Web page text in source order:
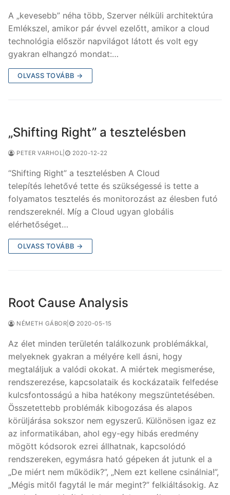
A „kevesebb” néha több, Szerver nélküli architektúra
Emlékszel, amikor pár évvel ezelőtt, amikor a cloud
technológia először napvilágot látott és volt egy
gyakran elhangzó mondat:…
OLVASS TOVÁBB →
„Shifting Right” a tesztelésben
PETER VARHOL 2020-12-22
“Shifting Right” a tesztelésben A Cloud
telepítés lehetővé tette és szükségessé is tette a
folyamatos tesztelés és monitorozást az élesben futó
rendszereknél. Míg a Cloud ugyan globális
elérhetőséget…
OLVASS TOVÁBB →
Root Cause Analysis
NÉMETH GÁBOR 2020-05-15
Az élet minden területén találkozunk problémákkal,
melyeknek gyakran a mélyére kell ásni, hogy
megtaláljuk a valódi okokat. A miértek megismerése,
rendszerezése, kapcsolataik és kockázataik felfedése
kulcsfontosságú a hiba hatékony megszüntetésében.
Összetettebb problémák kibogozása és alapos
körüljárása sokszor nem egyszerű. Különösen igaz ez
az informatikában, ahol egy-egy hibás eredmény
mögött kódsorok ezrei állhatnak, kapcsolódó
rendszereken, egymásra ható gépeken át jutunk el a
„De miért nem működik?”, „Nem ezt kellene csinálnia!”,
„Mégis mitől fagytál le már megint?” felkiáltásokig. Az